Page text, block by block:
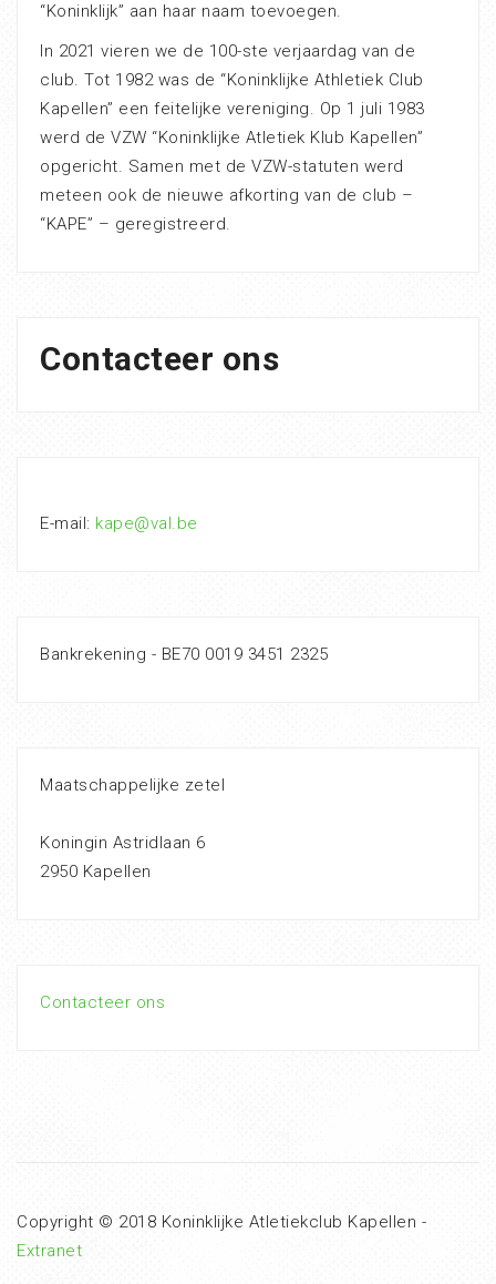
“Koninklijk” aan haar naam toevoegen.
In 2021 vieren we de 100-ste verjaardag van de
club. Tot 1982 was de “Koninklijke Athletiek Club
Kapellen” een feitelijke vereniging. Op 1 juli 1983
werd de VZW “Koninklijke Atletiek Klub Kapellen”
opgericht. Samen met de VZW-statuten werd
meteen ook de nieuwe afkorting van de club –
“KAPE” – geregistreerd.
Contacteer ons
E-mail: kape@val.be
Bankrekening - BE70 0019 3451 2325
Maatschappelijke zetel
Koningin Astridlaan 6
2950 Kapellen
Contacteer ons
Copyright © 2018 Koninklijke Atletiekclub Kapellen -
Extranet